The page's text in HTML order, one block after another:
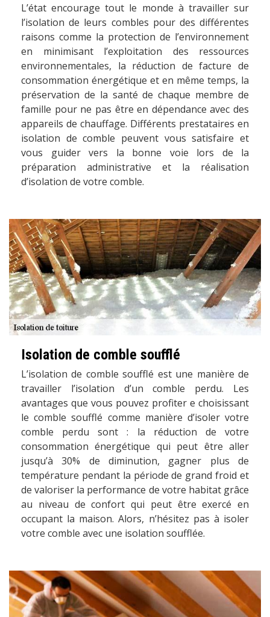
L’état encourage tout le monde à travailler sur
l’isolation de leurs combles pour des différentes
raisons comme la protection de l’environnement
en minimisant l’exploitation des ressources
environnementales, la réduction de facture de
consommation énergétique et en même temps, la
préservation de la santé de chaque membre de
famille pour ne pas être en dépendance avec des
appareils de chauffage. Différents prestataires en
isolation de comble peuvent vous satisfaire et
vous guider vers la bonne voie lors de la
préparation administrative et la réalisation
d’isolation de votre comble.
Isolation de comble soufflé
L’isolation de comble soufflé est une manière de
travailler l’isolation d’un comble perdu. Les
avantages que vous pouvez profiter e choisissant
le comble soufflé comme manière d’isoler votre
comble perdu sont : la réduction de votre
consommation énergétique qui peut être aller
jusqu’à 30% de diminution, gagner plus de
température pendant la période de grand froid et
de valoriser la performance de votre habitat grâce
au niveau de confort qui peut être exercé en
occupant la maison. Alors, n’hésitez pas à isoler
votre comble avec une isolation soufflée.